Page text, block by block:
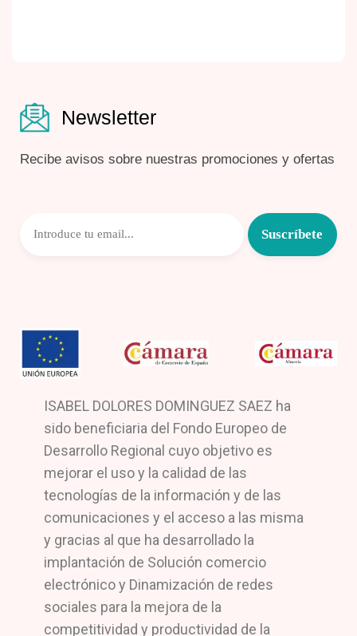
Newsletter
Recibe avisos sobre nuestras promociones y ofertas
ISABEL DOLORES DOMINGUEZ SAEZ ha
sido beneficiaria del Fondo Europeo de
Desarrollo Regional cuyo objetivo es
mejorar el uso y la calidad de las
tecnologías de la información y de las
comunicaciones y el acceso a las misma
y gracias al que ha desarrollado la
implantación de Solución comercio
electrónico y Dinamización de redes
sociales para la mejora de la
competitividad y productividad de la